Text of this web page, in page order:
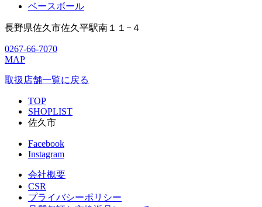
ベースボール
長野県佐久市佐久平駅南１１−４
0267-66-7070
MAP
取扱店舗一覧に戻る
TOP
SHOPLIST
佐久市
Facebook
Instagram
会社概要
CSR
プライバシーポリシー